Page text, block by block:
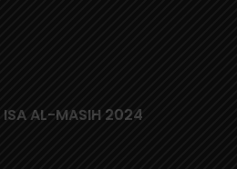
ISA AL-MASIH 2024